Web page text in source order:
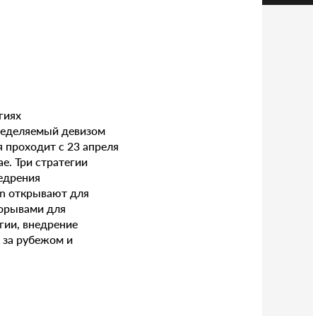
девизом
проходит с 23 апреля
Три стратегии
открывают для
для
внедрение
за рубежом и